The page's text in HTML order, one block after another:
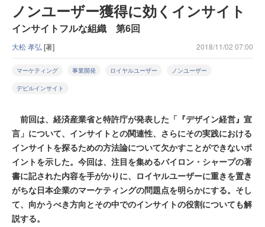
ノンユーザー獲得に効くインサイト
インサイトフルな組織 第6回
大松 孝弘 [著] 2018/11/02 07:00
マーケティング 事業開発 ロイヤルユーザー ノンユーザー
デビルインサイト
前回は、経済産業省と特許庁が発表した「『デザイン経営』宣
言」について、インサイトとの関連性、さらにその実践における
インサイトを探るための方法論について欠かすことができないポ
イントを示した。今回は、注目を集めるバイロン・シャープの著
書に記された内容を手がかりに、ロイヤルユーザーに重きを置き
がちな日本企業のマーケティングの問題点を明らかにする。そし
て、向かうべき方向とその中でのインサイトの役割についても解
説する。